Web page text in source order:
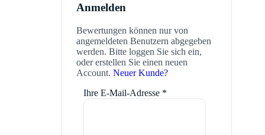
Anmelden
Bewertungen können nur von
angemeldeten Benutzern abgegeben
werden. Bitte loggen Sie sich ein,
oder erstellen Sie einen neuen
Account. Neuer Kunde?
Ihre E-Mail-Adresse *